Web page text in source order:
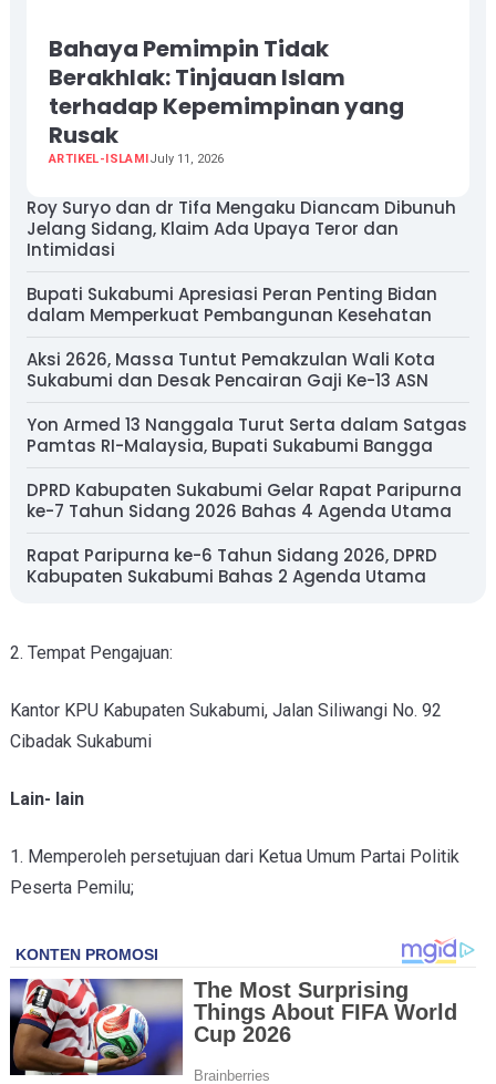
Bahaya Pemimpin Tidak
Berakhlak: Tinjauan Islam
terhadap Kepemimpinan yang
Rusak
ARTIKEL-ISLAMIJuly 11, 2026
Roy Suryo dan dr Tifa Mengaku Diancam Dibunuh
Jelang Sidang, Klaim Ada Upaya Teror dan
Intimidasi
Bupati Sukabumi Apresiasi Peran Penting Bidan
dalam Memperkuat Pembangunan Kesehatan
Aksi 2626, Massa Tuntut Pemakzulan Wali Kota
Sukabumi dan Desak Pencairan Gaji Ke-13 ASN
Yon Armed 13 Nanggala Turut Serta dalam Satgas
Pamtas RI-Malaysia, Bupati Sukabumi Bangga
DPRD Kabupaten Sukabumi Gelar Rapat Paripurna
ke-7 Tahun Sidang 2026 Bahas 4 Agenda Utama
Rapat Paripurna ke-6 Tahun Sidang 2026, DPRD
Kabupaten Sukabumi Bahas 2 Agenda Utama
2. Tempat Pengajuan:
Kantor KPU Kabupaten Sukabumi, Jalan Siliwangi No. 92
Cibadak Sukabumi
Lain- lain
1. Memperoleh persetujuan dari Ketua Umum Partai Politik
Peserta Pemilu;